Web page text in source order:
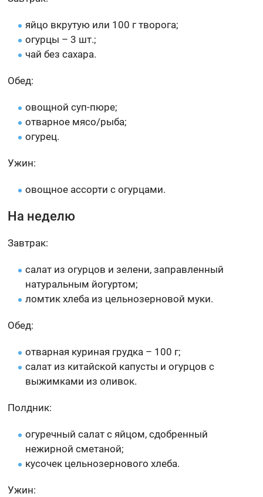
яйцо вкрутую или 100 г творога;
огурцы – 3 шт.;
чай без сахара.
Обед:
овощной суп-пюре;
отварное мясо/рыба;
огурец.
Ужин:
овощное ассорти с огурцами.
На неделю
Завтрак:
салат из огурцов и зелени, заправленный
натуральным йогуртом;
ломтик хлеба из цельнозерновой муки.
Обед:
отварная куриная грудка – 100 г;
салат из китайской капусты и огурцов с
выжимками из оливок.
Полдник:
огуречный салат с яйцом, сдобренный
нежирной сметаной;
кусочек цельнозернового хлеба.
Ужин: